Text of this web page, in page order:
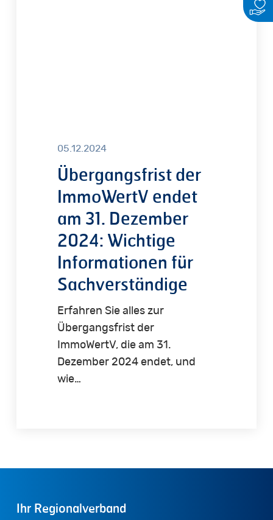
05.12.2024
Übergangsfrist der
ImmoWertV endet
am 31. Dezember
2024: Wichtige
Informationen für
Sachverständige
Erfahren Sie alles zur
Übergangsfrist der
ImmoWertV, die am 31.
Dezember 2024 endet, und
wie…
Ihr Regionalverband